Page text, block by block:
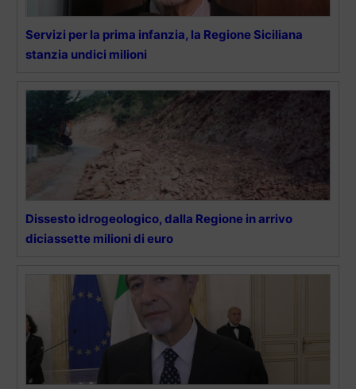
Servizi per la prima infanzia, la Regione Siciliana
stanzia undici milioni
Dissesto idrogeologico, dalla Regione in arrivo
diciassette milioni di euro